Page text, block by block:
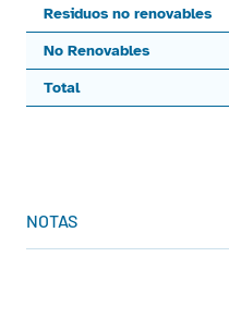
Residuos no renovables
No Renovables
Total
NOTAS